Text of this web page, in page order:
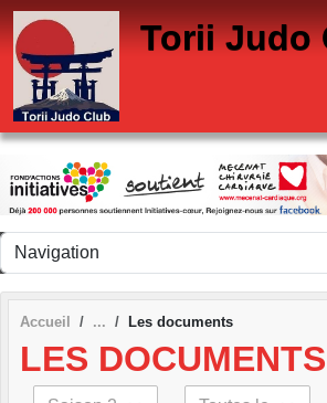
Torii Judo
Accueil Les documents
LES DOCUMENTS
Panneau de gestion des cookies